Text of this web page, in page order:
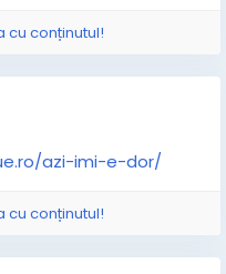
cu conținutul!
azi-imi-e-dor/
cu conținutul!